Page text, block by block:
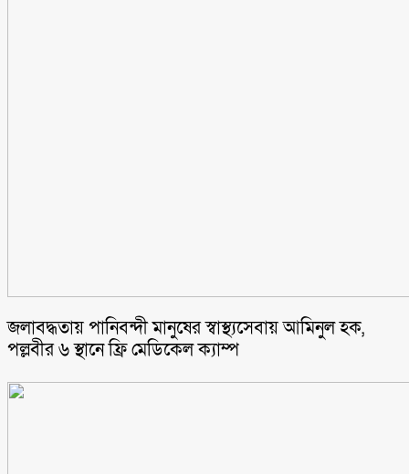
জলাবদ্ধতায় পানিবন্দী মানুষের স্বাস্থ্যসেবায় আমিনুল হক,
পল্লবীর ৬ স্থানে ফ্রি মেডিকেল ক্যাম্প